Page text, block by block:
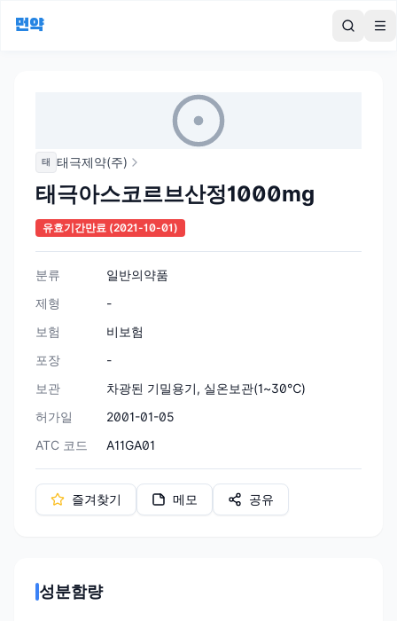
먼약
태 태극제약(주)
태극아스코르브산정1000mg
유효기간만료 (2021-10-01)
분류
일반의약품
제형
-
보험
비보험
포장
-
보관
차광된 기밀용기, 실온보관(1~30℃)
허가일
2001-01-05
ATC 코드
A11GA01
즐겨찾기 메모 공유
성분함량